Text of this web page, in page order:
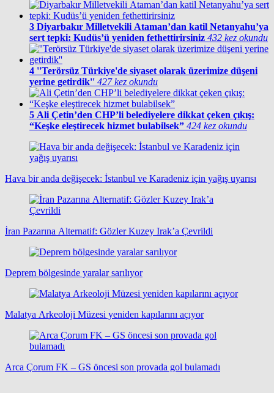
3 Diyarbakır Milletvekili Ataman’dan katil Netanyahu’ya
sert tepki: Kudüs’ü yeniden fethettirirsiniz 432 kez okundu
4 ''Terörsüz Türkiye'de siyaset olarak üzerimize düşeni
yerine getirdik'' 427 kez okundu
5 Ali Çetin’den CHP’li belediyelere dikkat çeken çıkış:
“Keşke eleştirecek hizmet bulabilsek” 424 kez okundu
Hava bir anda değişecek: İstanbul ve Karadeniz için yağış uyarısı
İran Pazarına Alternatif: Gözler Kuzey Irak’a Çevrildi
Deprem bölgesinde yaralar sarılıyor
Malatya Arkeoloji Müzesi yeniden kapılarını açıyor
Arca Çorum FK – GS öncesi son provada gol bulamadı